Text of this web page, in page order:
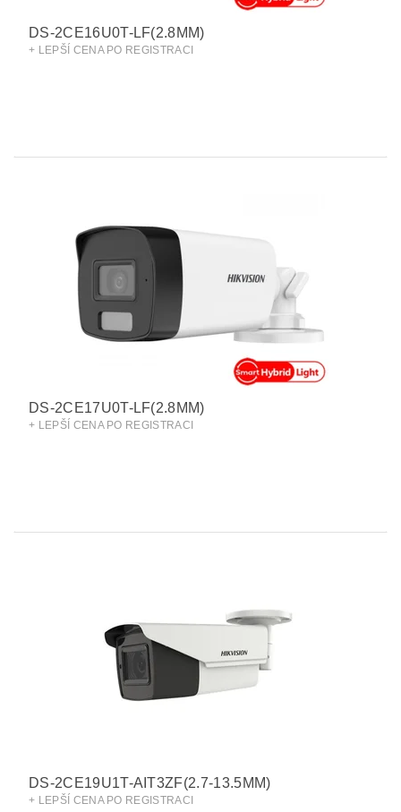
DS-2CE16U0T-LF(2.8MM)
+ LEPŠÍ CENA PO REGISTRACI
DS-2CE17U0T-LF(2.8MM)
+ LEPŠÍ CENA PO REGISTRACI
DS-2CE19U1T-AIT3ZF(2.7-13.5MM)
+ LEPŠÍ CENA PO REGISTRACI